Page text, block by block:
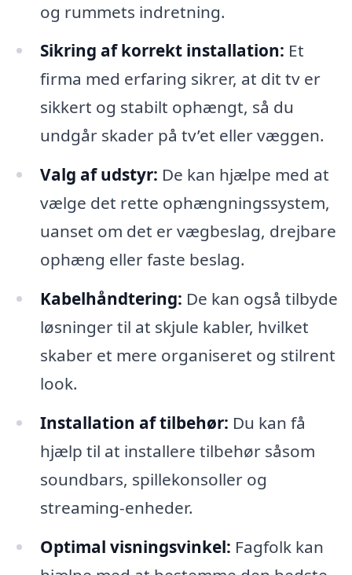
og rummets indretning.
Sikring af korrekt installation: Et
firma med erfaring sikrer, at dit tv er
sikkert og stabilt ophængt, så du
undgår skader på tv’et eller væggen.
Valg af udstyr: De kan hjælpe med at
vælge det rette ophængningssystem,
uanset om det er vægbeslag, drejbare
ophæng eller faste beslag.
Kabelhåndtering: De kan også tilbyde
løsninger til at skjule kabler, hvilket
skaber et mere organiseret og stilrent
look.
Installation af tilbehør: Du kan få
hjælp til at installere tilbehør såsom
soundbars, spillekonsoller og
streaming-enheder.
Optimal visningsvinkel: Fagfolk kan